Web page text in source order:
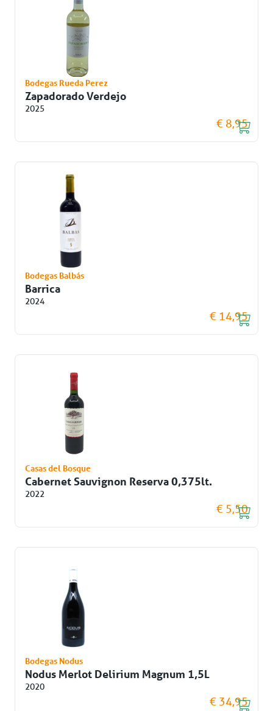
Bodegas Rueda Perez
Zapadorado Verdejo
2025
€ 8,95
Bodegas Balbás
Barrica
2024
€ 14,95
Casas del Bosque
Cabernet Sauvignon Reserva 0,375lt.
2022
€ 5,50
Bodegas Nodus
Nodus Merlot Delirium Magnum 1,5L
2020
€ 34,95